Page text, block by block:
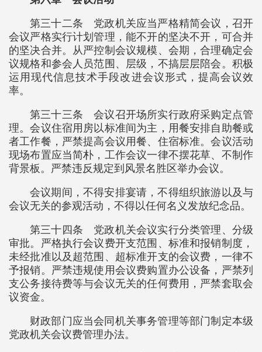
第三十二条 党政机关应当严格精简会议，召开
会议严格实行计划管理，能不开的坚决不开，可合并
的坚决合并。从严控制会议规模、会期，合理确定会
议规格和参会人员范围、层级，不搞层层陪会。积极
运用现代信息技术手段改进会议形式，提高会议效
率。
第三十三条 会议召开场所实行政府采购定点管
理。会议住宿用房以标准间为主，用餐安排自助餐或
者工作餐，严禁提高会议用餐、住宿标准。会议活动
现场布置应当简朴，工作会议一律不摆花草、不制作
背景板。严禁违反规定到风景名胜区举办会议。
会议期间，不得安排宴请，不得组织旅游以及与
会议无关的参观活动，不得以任何名义发放纪念品。
第三十四条 党政机关会议实行分类管理、分级
审批。严格执行会议费开支范围、标准和报销制度，
未经批准以及超范围、超标准开支的会议费，一律不
予报销。严禁违规使用会议费购置办公设备，严禁列
支公务接待费等与会议无关的任何费用，严禁套取会
议资金。
财政部门应当会同机关事务管理等部门制定本级
党政机关会议费管理办法。